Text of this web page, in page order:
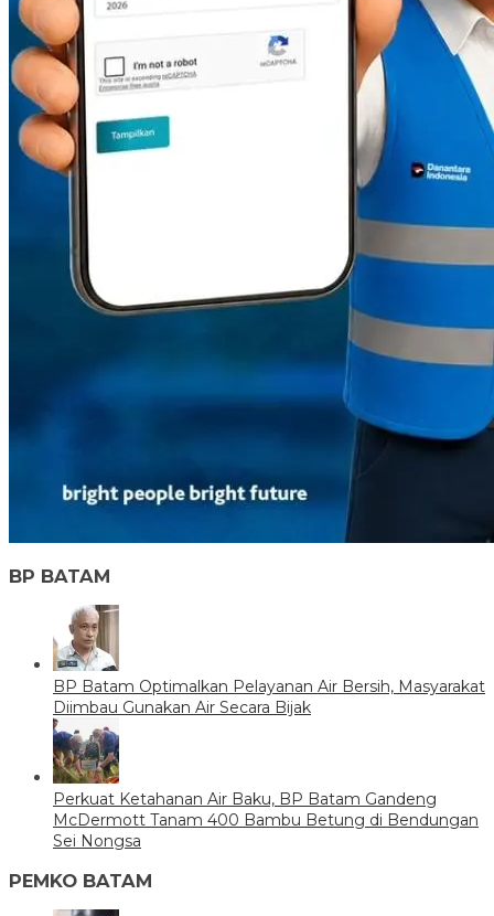
BP BATAM
BP Batam Optimalkan Pelayanan Air Bersih, Masyarakat
Diimbau Gunakan Air Secara Bijak
Perkuat Ketahanan Air Baku, BP Batam Gandeng
McDermott Tanam 400 Bambu Betung di Bendungan
Sei Nongsa
PEMKO BATAM